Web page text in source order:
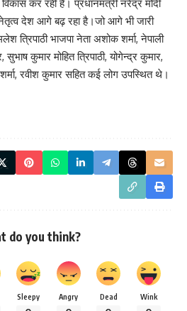
कर रही है। प्रधानमंत्री नरेंद्र मोदी
देश आगे बढ़ रहा है।जो आगे भी जारी
त्रिपाठी भाजपा नेता अशोक शर्मा, नेपाली
कुमार मोहित त्रिपाठी, योगेन्द्र कुमार,
रवीश कुमार सहित कई लोग उपस्थित थे।
do you think?
Sleepy Angry Dead Wink